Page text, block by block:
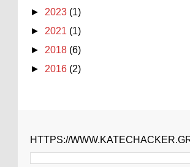
► 2023 (1)
► 2021 (1)
► 2018 (6)
► 2016 (2)
HTTPS://